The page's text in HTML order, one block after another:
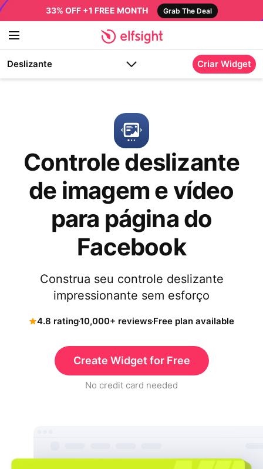
33% OFF +1 FREE MONTH Grab The Deal
Deslizante Criar Widget
Controle deslizante
de imagem e vídeo
para página do
Facebook
Construa seu controle deslizante
impressionante sem esforço
4.8 rating10,000+ reviewsFree plan available
Create Widget for Free
No credit card needed